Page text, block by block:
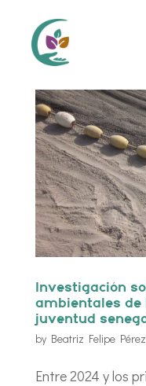
Investigación
ambientales de
juventud
by Beatriz Felipe Pérez
Entre 2024 y los